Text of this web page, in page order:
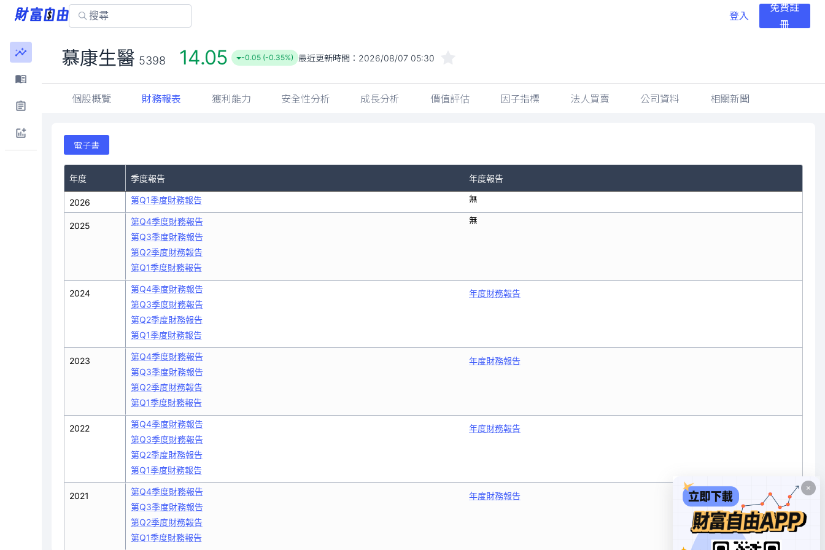
登入
免費註
冊
慕康生醫 5398 14.05 -0.05 (-0.35%) 最近更新時間： 2026/08/07 05:30
個股概覽 財務報表 獲利能力 安全性分析 成長分析 價值評估 因子指標 法人買賣 公司資料 相關新聞
電子書
年度 季度報告 年度報告
2026
2025
2024
2023
2022
2021
第Q1季度財務報告 無
第Q4季度財務報告
第Q3季度財務報告
第Q2季度財務報告
第Q1季度財務報告
無
第Q4季度財務報告
第Q3季度財務報告
第Q2季度財務報告
第Q1季度財務報告
年度財務報告
第Q4季度財務報告
第Q3季度財務報告
第Q2季度財務報告
第Q1季度財務報告
年度財務報告
第Q4季度財務報告
第Q3季度財務報告
第Q2季度財務報告
第Q1季度財務報告
年度財務報告
第Q4季度財務報告
第Q3季度財務報告
第Q2季度財務報告
第Q1季度財務報告
年度財務報告